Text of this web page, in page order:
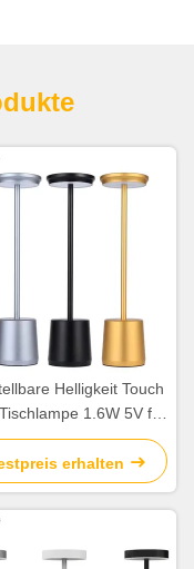
Helligkeit Touch
1.6W 5V für
Zuhause / Büro
erhalten